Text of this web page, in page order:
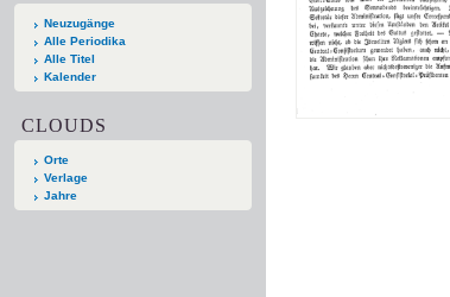
Neuzugänge
Alle Periodika
Alle Titel
Kalender
CLOUDS
Orte
Verlage
Jahre